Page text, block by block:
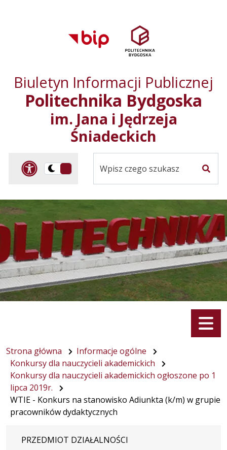
głównego menu
serwisu
Biuletyn Informacji Publicznej
Politechnika Bydgoska
im. Jana i Jędrzeja
Śniadeckich
Panel dostosowania
Przelącz
kontrastowa
Menu
Strona główna
Informacje ogólne
Konkursy dla nauczycieli akademickich
Konkursy dla nauczycieli akademickich ogłoszone po 1
lipca 2019r.
WTIE - Konkurs na stanowisko Adiunkta (k/m) w grupie
pracowników dydaktycznych
PRZEDMIOT DZIAŁALNOŚCI